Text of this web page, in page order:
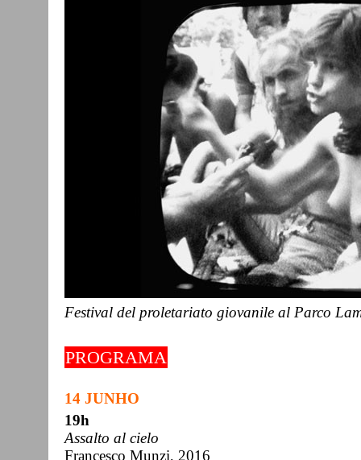
Festival del proletariato giovanile al Parco
PROGRAMA
14 JUNHO
19h
Assalto al cielo
Francesco Munzi, 2016